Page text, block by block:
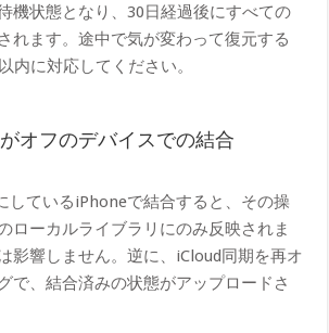
機状態となり、30日経過後にすべての
れます。途中で気が変わって復元する
内に対応してください。
オフのデバイスでの結合
しているiPhoneで結合すると、その操
ローカルライブラリにのみ反映されま
影響しません。逆に、iCloud同期を再オ
で、結合済みの状態がアップロードさ